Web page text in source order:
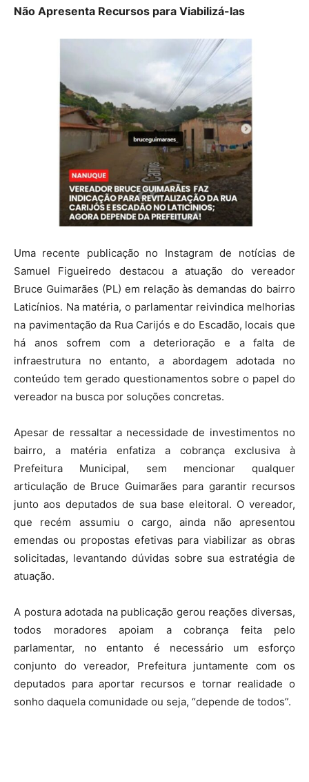
Não Apresenta Recursos para Viabilizá-las
Uma recente publicação no Instagram de notícias de
Samuel Figueiredo destacou a atuação do vereador
Bruce Guimarães (PL) em relação às demandas do bairro
Laticínios. Na matéria, o parlamentar reivindica melhorias
na pavimentação da Rua Carijós e do Escadão, locais que
há anos sofrem com a deterioração e a falta de
infraestrutura no entanto, a abordagem adotada no
conteúdo tem gerado questionamentos sobre o papel do
vereador na busca por soluções concretas.
Apesar de ressaltar a necessidade de investimentos no
bairro, a matéria enfatiza a cobrança exclusiva à
Prefeitura Municipal, sem mencionar qualquer
articulação de Bruce Guimarães para garantir recursos
junto aos deputados de sua base eleitoral. O vereador,
que recém assumiu o cargo, ainda não apresentou
emendas ou propostas efetivas para viabilizar as obras
solicitadas, levantando dúvidas sobre sua estratégia de
atuação.
A postura adotada na publicação gerou reações diversas,
todos moradores apoiam a cobrança feita pelo
parlamentar, no entanto é necessário um esforço
conjunto do vereador, Prefeitura juntamente com os
deputados para aportar recursos e tornar realidade o
sonho daquela comunidade ou seja, “depende de todos”.